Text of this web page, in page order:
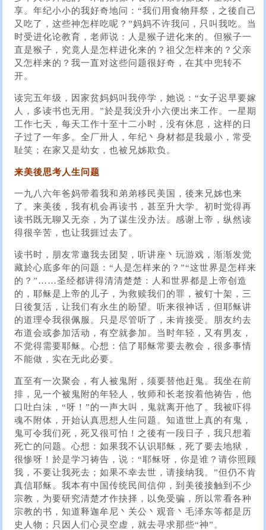
享。年纪小小的我好奇地问：“我们用食物拜祭，之後自己
又吃了，这些神怎样吃呢？”妈妈不许我问，只叫我吃。当
时受进化论教育，老师说：人是猴子进化来的。但猴子一
直是猴子，究竟人是怎样进化来的？祖父怎样来的？父亲
又怎样来的？我一直对这些问题很好奇，在其中兜转不
开。
读完五年级，因家贫妈妈叫我停学，她说：“女子迟早要嫁
人，多读书也无用。”於是我没升小六便出来工作。一星期
工作七天，每天工作十至十二小时，没有休息，这样的日
子过了一年多。全厂卅人，年纪丶身材都是我最小，常受
耻笑；在家又是幼女，也被兄姊欺负。
来美後思考人生问题
一九八六年爸妈带着我和弟弟移民美国，後来兄姊也来
了。来美後，我有机会再读书，甚至升大学。初时觉得再
读书既无聊又无奈，为了谋生没办法。感谢上帝，纵然读
得很辛苦，也让我捱过去了。
读书时，朋友常邀我去团契，听讲座丶玩游戏，渐渐发觉
藏於心底多年的问题：“人是怎样来的？”“这世界是怎样来
的？”……圣经都讲得清清楚楚：人和世界都是上帝创造
的，耶稣是上帝的儿子，为救赎我们的罪，被钉十架，三
日後复活，让我们有永生的盼望。听来很神话，但耶稣讲
的道理令我很佩服。只是尽管听了，未肯接受。朋友约去
布道会或参加活动，有空就参加。当时年轻，又有男友，
不觉得需要耶稣。心想：信了耶稣常要去教会，很多事情
不能做，实在无此必要。
直至有一次聚会，有人被鬼附，须要替他赶鬼。我坐在前
排，见一个被鬼附的年轻人，牧师和长老按着他祷告，他
口吐白沬，“呀！”的一声大叫，鬼就离开他了。我被吓得
魂不附体，开始认真思想人生问题。知道世上真的有鬼，
鬼可令我们死，死又很可怕！之後有一段日子，我只想着
死亡的问题。心想：如果我不认识耶稣，死了要去地狱，
很惨呀！於是学习祷告，说：“耶稣呀，你是谁？请你照顾
我，不要让我死去；如果不幸去世，请接纳我。”但仍不肯
真信耶稣。我本有中国传统民间信仰，到美後接触到不少
宗教，为要研究清楚才作抉择，以免受骗，所以常看各种
宗教的书，知道释迦牟尼丶关公丶观音丶毛泽东等都是历
史人物；只因人们心灵空虚，就去寻求那些“神”。